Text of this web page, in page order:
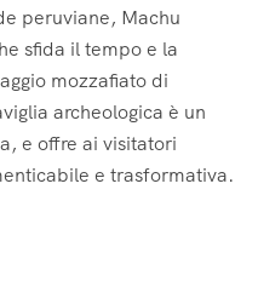
peruviane, Machu
sfida il tempo e la
mozzafiato di
archeologica è un
e offre ai visitatori
e trasformativa.